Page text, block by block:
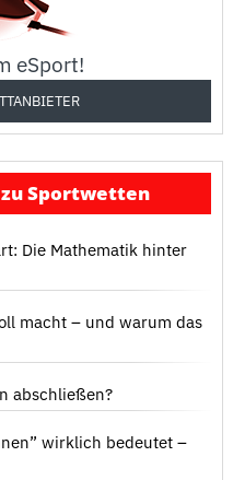
eSport!
Sportwetten
Die Mathematik hinter
macht – und warum das
abschließen?
wirklich bedeutet –